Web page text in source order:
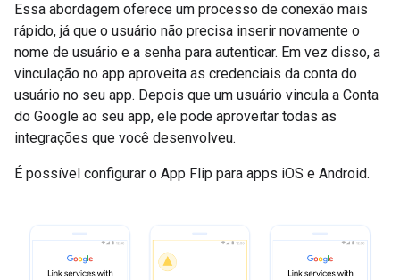
Essa abordagem oferece um processo de conexão mais
rápido, já que o usuário não precisa inserir novamente o
nome de usuário e a senha para autenticar. Em vez disso, a
vinculação no app aproveita as credenciais da conta do
usuário no seu app. Depois que um usuário vincula a Conta
do Google ao seu app, ele pode aproveitar todas as
integrações que você desenvolveu.
É possível configurar o App Flip para apps iOS e Android.